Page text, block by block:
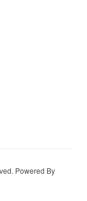
Powered By